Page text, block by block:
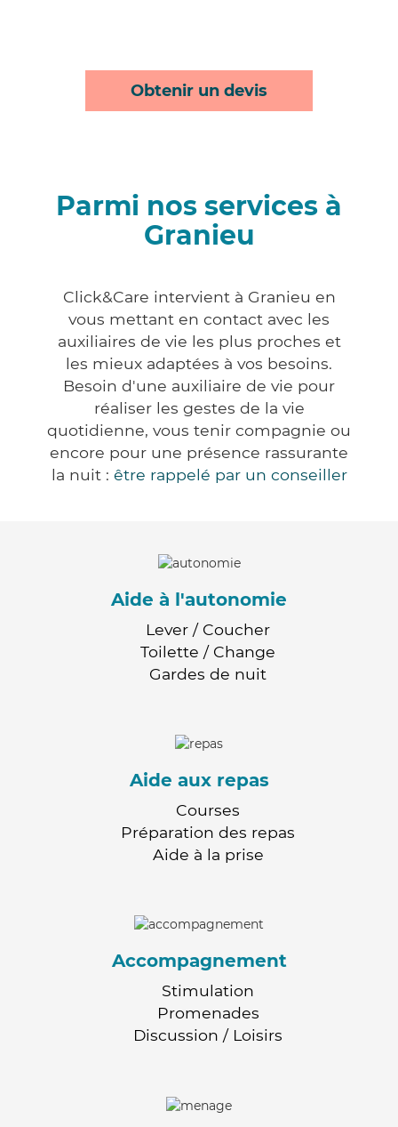
Obtenir un devis
Parmi nos services à
Granieu
Click&Care intervient à Granieu en
vous mettant en contact avec les
auxiliaires de vie les plus proches et
les mieux adaptées à vos besoins.
Besoin d'une auxiliaire de vie pour
réaliser les gestes de la vie
quotidienne, vous tenir compagnie ou
encore pour une présence rassurante
la nuit : être rappelé par un conseiller
Aide à l'autonomie
Lever / Coucher
Toilette / Change
Gardes de nuit
Aide aux repas
Courses
Préparation des repas
Aide à la prise
Accompagnement
Stimulation
Promenades
Discussion / Loisirs